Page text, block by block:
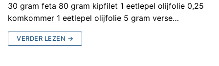
30 gram feta 80 gram kipfilet 1 eetlepel olijfolie 0,25
komkommer 1 eetlepel olijfolie 5 gram verse…
VERDER LEZEN →